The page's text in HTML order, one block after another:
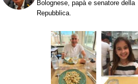
Bolognese, papà e senatore della
Repubblica.